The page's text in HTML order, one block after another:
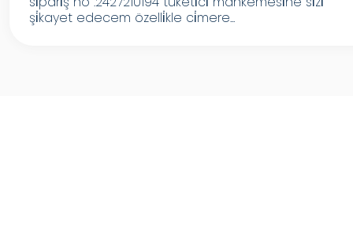
şi̇kayet edecem özelli̇kle ci̇mere...